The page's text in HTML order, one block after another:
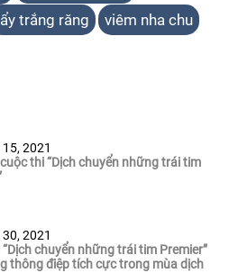
trắng răng viêm nha chu
2021
thi “Dịch chuyển những trái tim
2021
chuyển những trái tim Premier”
thông điệp tích cực trong mùa dịch